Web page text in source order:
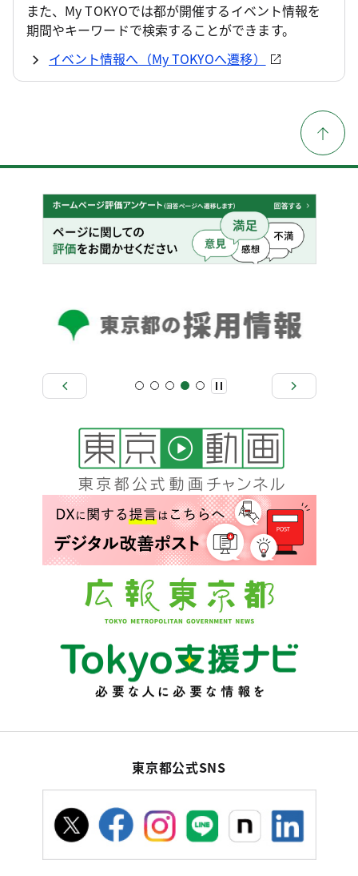
また、My TOKYOでは都が開催するイベント情報を
期間やキーワードで検索することができます。
イベント情報へ（My TOKYOへ遷移）
東京都公式SNS